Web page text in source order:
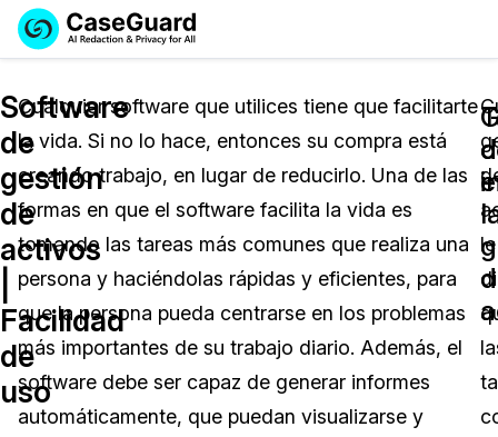
Licencia de CaseGuard Studio
Precios de Redacción a Pedido
Soluciones
Redacción de vídeos
Redacción de documentos
Redacción de audio
Redacción de imágenes
Cuerpos Policiales
Transportación
Educación
Precios
Recursos
Artículos
Eventos
Demo
English
Español
Software
de
gestión
de
activos
Facilidad
de
uso
Cualquier software que utilices tiene que facilitarte
la vida. Si no lo hace, entonces su compra está
creando trabajo, en lugar de reducirlo. Una de las
formas en que el software facilita la vida es
tomando las tareas más comunes que realiza una
persona y haciéndolas rápidas y eficientes, para
que la persona pueda centrarse en los problemas
más importantes de su trabajo diario. Además, el
software debe ser capaz de generar informes
automáticamente, que puedan visualizarse y
le